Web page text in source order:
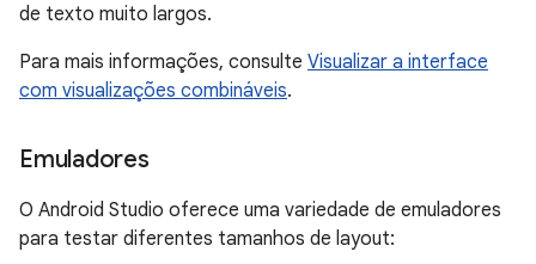
de texto muito largos.
Para mais informações, consulte Visualizar a interface
com visualizações combináveis.
Emuladores
O Android Studio oferece uma variedade de emuladores
para testar diferentes tamanhos de layout: